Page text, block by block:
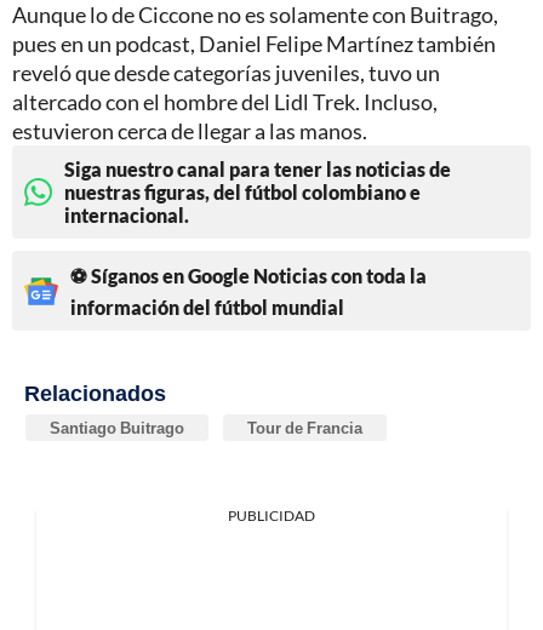
Aunque lo de Ciccone no es solamente con Buitrago,
pues en un podcast, Daniel Felipe Martínez también
reveló que desde categorías juveniles, tuvo un
altercado con el hombre del Lidl Trek. Incluso,
estuvieron cerca de llegar a las manos.
Siga nuestro canal para tener las noticias de
nuestras figuras, del fútbol colombiano e
internacional.
⚽ Síganos en Google Noticias con toda la
información del fútbol mundial
Relacionados
Santiago Buitrago Tour de Francia
PUBLICIDAD